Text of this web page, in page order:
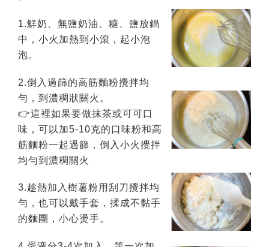
1.鮮奶、無鹽奶油、糖、鹽放鍋
中，小火加熱到小滾，起小泡
泡。
2.倒入過篩的高筋麵粉攪拌均
勻，到濃稠狀關火。
👉這裡如果要做抹茶或可可口
味，可以加5-10克的口味粉和高
筋麵粉一起過篩，倒入小火攪拌
均勻到濃稠關火
3.趁熱加入樹薯粉用刮刀攪拌均
勻，也可以戴手套，揉成不黏手
的麵團，小心燙手。